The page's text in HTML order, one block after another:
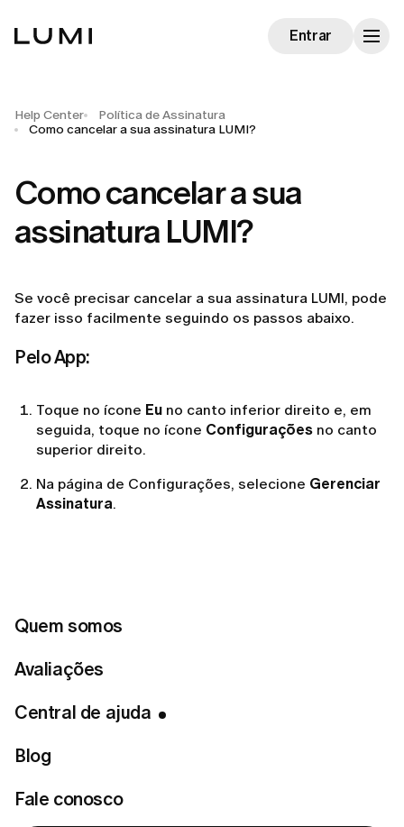
Quem somos
Avaliações
Central de ajuda
Blog
Fale conosco
Entrar
Help Center
Política de Assinatura
Como cancelar a sua assinatura LUMI?
Como cancelar a sua
assinatura LUMI?
Se você precisar cancelar a sua assinatura LUMI, pode
fazer isso facilmente seguindo os passos abaixo.
Pelo App:
Toque no ícone Eu no canto inferior direito e, em
seguida, toque no ícone Configurações no canto
superior direito.
Na página de Configurações, selecione Gerenciar
Assinatura.
Pelo Site:
Clique no ícone do seu
Vá em Gerenciamento de Conta
Se você comprou pela App Store (compra no